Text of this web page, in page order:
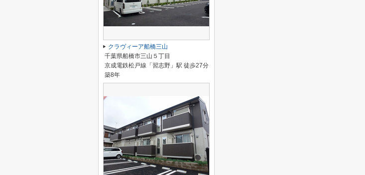
クラヴィーア船橋三山
千葉県船橋市三山５丁目
京成電鉄松戸線「習志野」駅 徒歩27分
築8年